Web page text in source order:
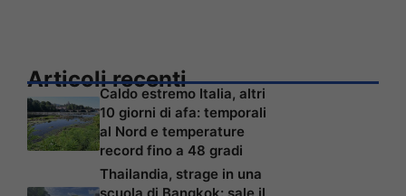
Articoli recenti
Caldo estremo Italia, altri
10 giorni di afa: temporali
al Nord e temperature
record fino a 48 gradi
Thailandia, strage in una